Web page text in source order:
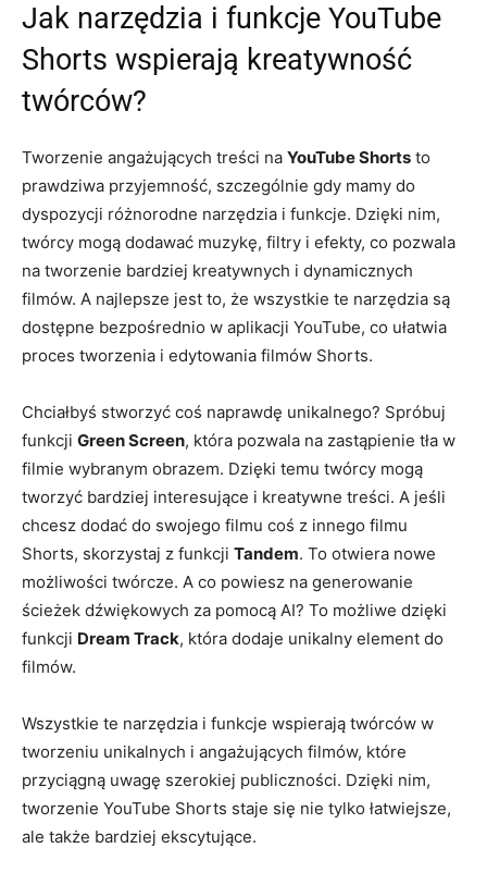
Jak narzędzia i funkcje YouTube
Shorts wspierają kreatywność
twórców?
Tworzenie angażujących treści na YouTube Shorts to
prawdziwa przyjemność, szczególnie gdy mamy do
dyspozycji różnorodne narzędzia i funkcje. Dzięki nim,
twórcy mogą dodawać muzykę, filtry i efekty, co pozwala
na tworzenie bardziej kreatywnych i dynamicznych
filmów. A najlepsze jest to, że wszystkie te narzędzia są
dostępne bezpośrednio w aplikacji YouTube, co ułatwia
proces tworzenia i edytowania filmów Shorts.
Chciałbyś stworzyć coś naprawdę unikalnego? Spróbuj
funkcji Green Screen, która pozwala na zastąpienie tła w
filmie wybranym obrazem. Dzięki temu twórcy mogą
tworzyć bardziej interesujące i kreatywne treści. A jeśli
chcesz dodać do swojego filmu coś z innego filmu
Shorts, skorzystaj z funkcji Tandem. To otwiera nowe
możliwości twórcze. A co powiesz na generowanie
ścieżek dźwiękowych za pomocą AI? To możliwe dzięki
funkcji Dream Track, która dodaje unikalny element do
filmów.
Wszystkie te narzędzia i funkcje wspierają twórców w
tworzeniu unikalnych i angażujących filmów, które
przyciągną uwagę szerokiej publiczności. Dzięki nim,
tworzenie YouTube Shorts staje się nie tylko łatwiejsze,
ale także bardziej ekscytujące.